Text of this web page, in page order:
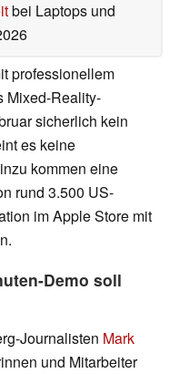
bei Laptops und
professionellem
Mixed-Reality-
sicherlich kein
es keine
kommen eine
rund 3.500 US-
im Apple Store mit
Demo soll
Journalisten Mark
und Mitarbeiter